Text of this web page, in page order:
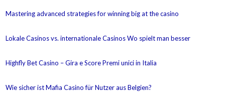
Mastering advanced strategies for winning big at the casino
Lokale Casinos vs. internationale Casinos Wo spielt man besser
Highfly Bet Casino – Gira e Score Premi unici in Italia
Wie sicher ist Mafia Casino für Nutzer aus Belgien?